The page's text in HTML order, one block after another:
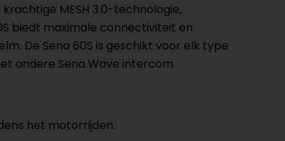
MESH 3.0-technologie,
biedt maximale connectiviteit en
De Sena 60S is geschikt voor elk type
andere Sena Wave intercom
het motorrijden.